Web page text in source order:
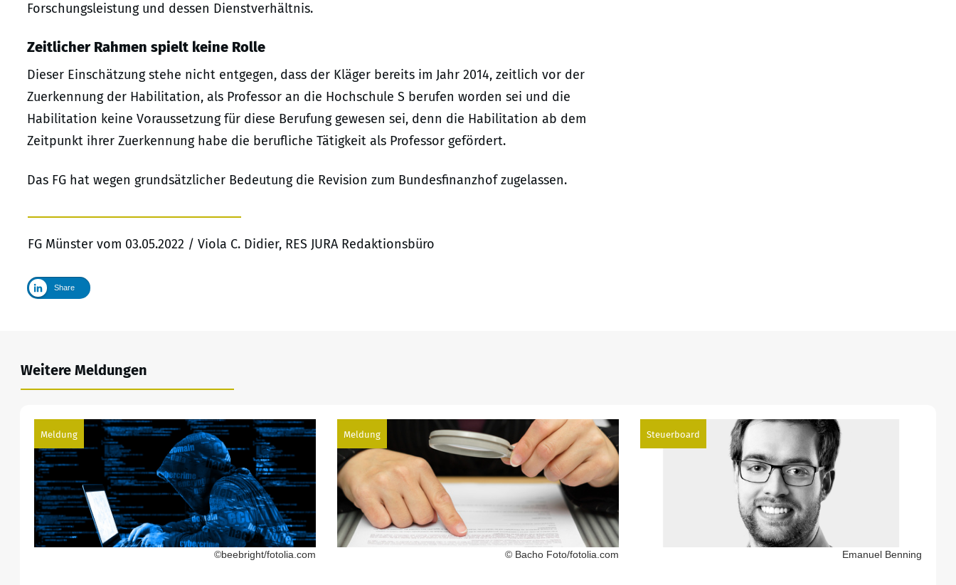
Forschungsleistung und dessen Dienstverhältnis.
Zeitlicher Rahmen spielt keine Rolle
Dieser Einschätzung stehe nicht entgegen, dass der Kläger bereits im Jahr 2014, zeitlich vor der
Zuerkennung der Habilitation, als Professor an die Hochschule S berufen worden sei und die
Habilitation keine Voraussetzung für diese Berufung gewesen sei, denn die Habilitation ab dem
Zeitpunkt ihrer Zuerkennung habe die berufliche Tätigkeit als Professor gefördert.
Das FG hat wegen grundsätzlicher Bedeutung die Revision zum Bundesfinanzhof zugelassen.
FG Münster vom 03.05.2022 / Viola C. Didier, RES JURA Redaktionsbüro
Share
Weitere Meldungen
Meldung
©beebright/fotolia.com
Meldung
© Bacho Foto/fotolia.com
Steuerboard
Emanuel Benning